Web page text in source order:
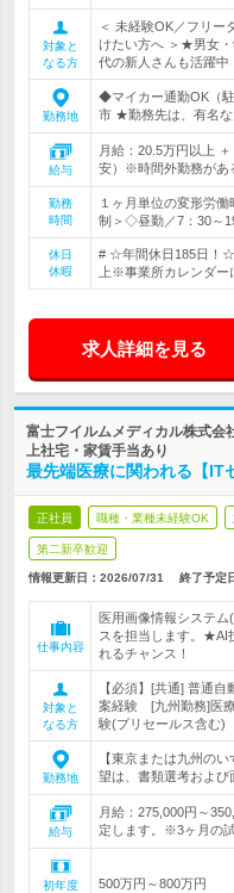
対象と
なる方
＜ 未経験OK／フリー
けたい方へ ＞★男女
代の新人さんも活躍中
勤務地
◆マイカー通勤OK（
市 ★勤務先は、有名な
給与
月給：20.5万円以上
安）※時間外勤務があ
勤務
時間
１ヶ月単位の変形労
制＞◇昼勤／7：30～
休日
休暇
# ☆年間休日185日！
上※事業所カレンダー
求人詳細を見る
富士フイルムメディカル株式会
上社宅・家賃手当あり
最先端医療に関われる【
正社員 職種・業種未経験OK
第二新卒歓迎
情報更新日：2026/07/31 終了予定
仕事内容
医用画像情報システ
スを担当します。★AI
れるチャンス！
対象と
なる方
【必須】[共通] 普通
案経験 [九州勤務]医
験(プリセールス含む)
勤務地
【東京または九州の
望は、書類選考および
給与
月給：275,000円～
定します。※3ヶ月の
初年度
500万円～800万円